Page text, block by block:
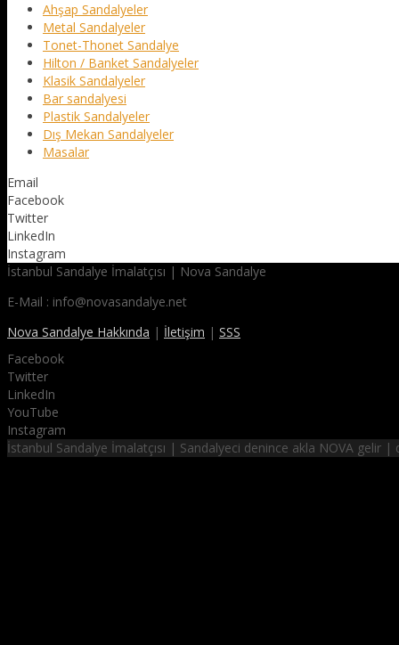
Ahşap Sandalyeler
Metal Sandalyeler
Tonet-Thonet Sandalye
Hilton / Banket Sandalyeler
Klasik Sandalyeler
Bar sandalyesi
Plastik Sandalyeler
Dış Mekan Sandalyeler
Masalar
Email
Facebook
Twitter
LinkedIn
Instagram
İstanbul Sandalye İmalatçısı | Nova Sandalye
E-Mail : info@novasandalye.net
Nova Sandalye Hakkında | İletişim | SSS
Facebook
Twitter
LinkedIn
YouTube
Instagram
İstanbul Sandalye İmalatçısı | Sandalyeci denince akla NOVA gelir